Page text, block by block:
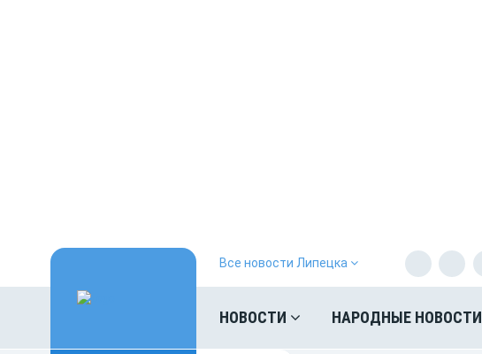
Все новости Липецка
НОВОСТИ НАРОДНЫЕ НОВОСТИ